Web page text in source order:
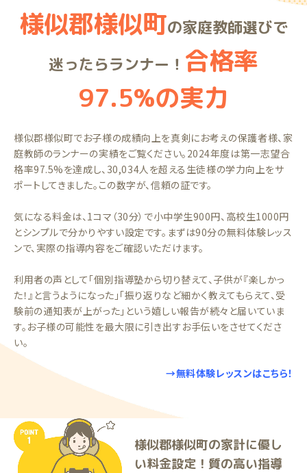
様似郡様似町の家庭教師選びで
迷ったらランナー！ 合格率
97.5%の実力
様似郡様似町でお子様の成績向上を真剣にお考えの保護者様、家
庭教師のランナーの実績をご覧ください。2024年度は第一志望合
格率97.5%を達成し、30,034人を超える生徒様の学力向上をサ
ポートしてきました。この数字が、信頼の証です。
気になる料金は、1コマ（30分）で小中学生900円、高校生1000円
とシンプルで分かりやすい設定です。まずは90分の無料体験レッス
ンで、実際の指導内容をご確認いただけます。
利用者の声として「個別指導塾から切り替えて、子供が『楽しかっ
た！』と言うようになった」「振り返りなど細かく教えてもらえて、受
験前の通知表が上がった」という嬉しい報告が続々と届いていま
す。お子様の可能性を最大限に引き出すお手伝いをさせてくださ
い。
→無料体験レッスンはこちら！
様似郡様似町の家計に優し
い料金設定！質の高い指導